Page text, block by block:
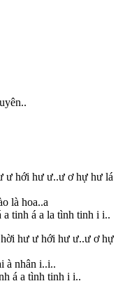
ư hới hư ư..ư ơ hự hư lá
là hoa..a
tinh á a la tình tinh i i..
hư ư hới hư ư..ư ơ hự
à nhân i..i..
á a tình tinh i i..